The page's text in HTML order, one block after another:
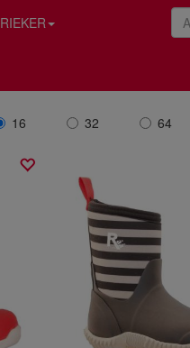
RIEKER
16 32 64